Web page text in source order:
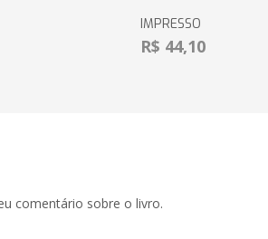
IMPRESSO
R$ 44,10
comentário sobre o livro.